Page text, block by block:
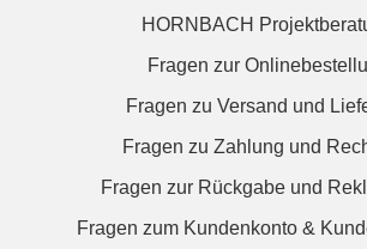
HORNBACH
Fragen zur
Fragen zu Versand und
Fragen zu Zahlung und
Fragen zur Rückgabe und
Fragen zum Kundenkonto &